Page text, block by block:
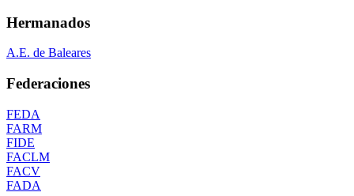
Hermanados
A.E. de Baleares
Federaciones
FEDA
FARM
FIDE
FACLM
FACV
FADA